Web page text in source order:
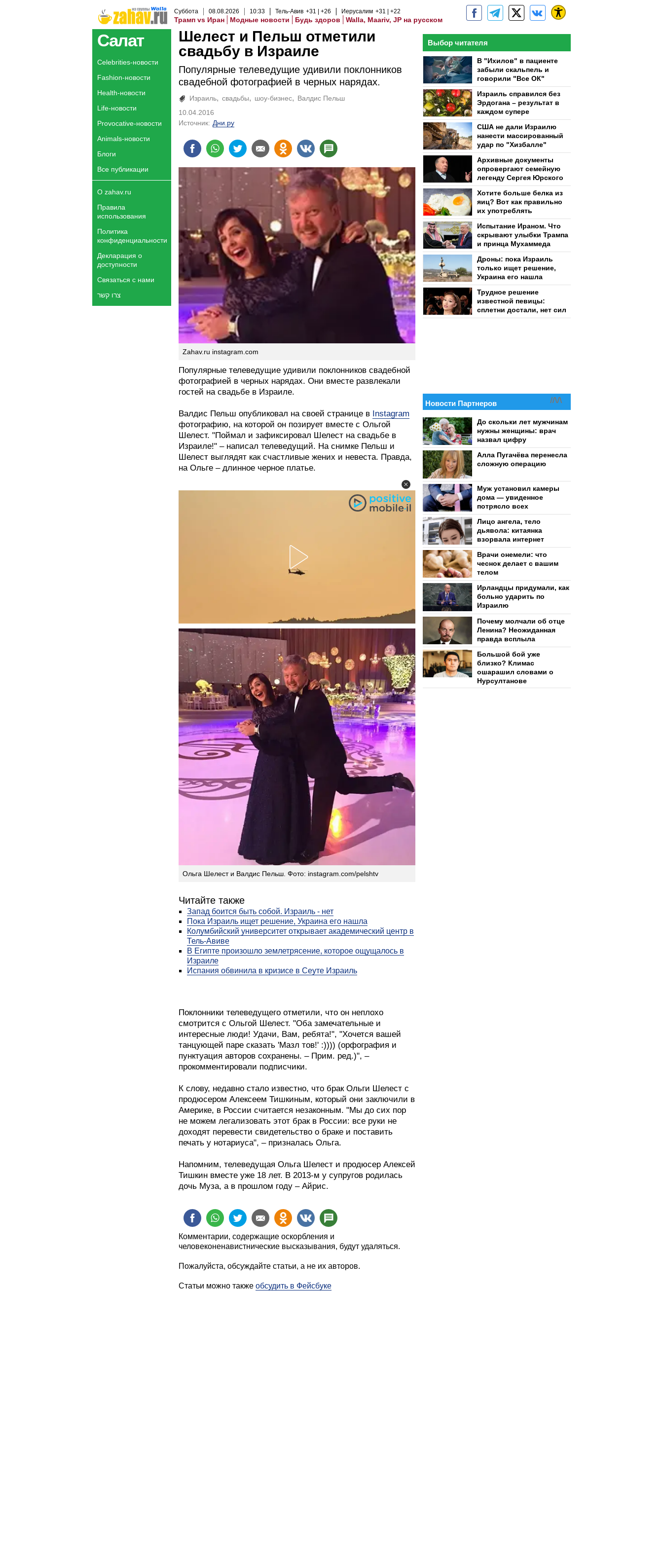
Суббота 08.08.2026 10:33 Тель-Авив +31 +26 Иерусалим +31 +22
Трамп vs Иран Модные новости Будь здоров Walla, Maariv, JP на русском
Салат
Celebrities-новости
Fashion-новости
Health-новости
Life-новости
Provocative-новости
Animals-новости
Блоги
Все публикации
О zahav.ru
Правила
использования
Политика
конфиденциальности
Декларация о
доступности
Связаться с нами
צרו קשר
Шелест и Пельш отметили
свадьбу в Израиле
Популярные телеведущие удивили поклонников
свадебной фотографией в черных нарядах.
Израиль свадьбы шоу-бизнес
Валдис Пельш
10.04.2016
Источник: Дни.ру
Zahav.ru instagram.com
Популярные телеведущие удивили поклонников свадебной
фотографией в черных нарядах. Они вместе развлекали
гостей на свадьбе в Израиле.
Валдис Пельш опубликовал на своей странице в Instagram
фотографию, на которой он позирует вместе с Ольгой
Шелест. "Поймал и зафиксировал Шелест на свадьбе в
Израиле!" – написал телеведущий. На снимке Пельш и
Шелест выглядят как счастливые жених и невеста. Правда,
на Ольге – длинное черное платье.
Ольга Шелест и Валдис Пельш. Фото: instagram.com/pelshtv
Читайте также
Запад боится быть собой. Израиль - нет
Пока Израиль ищет решение, Украина его нашла
Колумбийский университет открывает академический центр в
Тель-Авиве
В Египте произошло землетрясение, которое ощущалось в
Израиле
Испания обвинила в кризисе в Сеуте Израиль
Поклонники телеведущего отметили, что он неплохо
смотрится с Ольгой Шелест. "Оба замечательные и
интересные люди! Удачи, Вам, ребята!", "Хочется вашей
танцующей паре сказать 'Мазл тов!' :)))) (орфография и
пунктуация авторов сохранены. – Прим. ред.)", –
прокомментировали подписчики.
К слову, недавно стало известно, что брак Ольги Шелест с
продюсером Алексеем Тишкиным, который они заключили в
Америке, в России считается незаконным. "Мы до сих пор
не можем легализовать этот брак в России: все руки не
доходят перевести свидетельство о браке и поставить
печать у нотариуса", – призналась Ольга.
Напомним, телеведущая Ольга Шелест и продюсер Алексей
Тишкин вместе уже 18 лет. В 2013-м у супругов родилась
дочь Муза, а в прошлом году – Айрис.
Комментарии, содержащие оскорбления и
человеконенавистнические высказывания, будут удаляться.
Пожалуйста, обсуждайте статьи, а не их авторов.
Статьи можно также обсудить в Фейсбуке
Выбор читателя
В "Ихилов" в пациенте
забыли скальпель и
говорили "Все ОК"
Израиль справился без
Эрдогана – результат в
каждом супере
США не дали Израилю
нанести массированный
удар по "Хизбалле"
Архивные документы
опровергают семейную
легенду Сергея Юрского
Хотите больше белка из
яиц? Вот как правильно
их употреблять
Испытание Ираном. Что
скрывают улыбки Трампа
и принца Мухаммеда
Дроны: пока Израиль
только ищет решение,
Украина его нашла
Трудное решение
известной певицы:
сплетни достали, нет сил